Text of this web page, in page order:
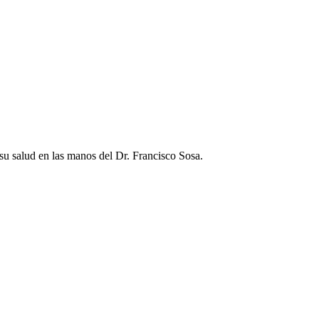
salud en las manos del Dr. Francisco Sosa.